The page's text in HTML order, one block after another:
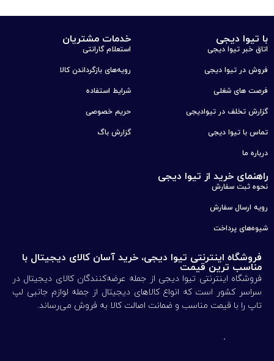
با تیوا دیجی
اتاق خبر تیوا دیجی
فروش در تیوا دیجی
فرصت های شغلی
گزارش تخلف در تیوادیجی
تماس با تیوا دیجی
درباره ما
خدمات مشتریان
استعلام گارانتی
رویه‌های بازگرداندن کالا
شرایط استفاده
حریم خصوصی
گزارش باگ
راهنمای خرید از تیوا دیجی
نحوه ثبت سفارش
رویه ارسال سفارش
شیوه‌های پرداخت
فروشگاه اینترنتی تیوا دیجی، خرید آسان کالای دیجیتال با
مناسب ترین قیمت
فروشگاه اینترنتی تیوا دیجی از جمله عرضه‌کنندگان کالای دیجیتال در
سراسر کشور است که انواع کالاهای دیجیتال از جمله لوازم جانبی لپ
تاپ را با قیمت مناسب و ضمانت اصالت کالا به فروش می‌رساند.